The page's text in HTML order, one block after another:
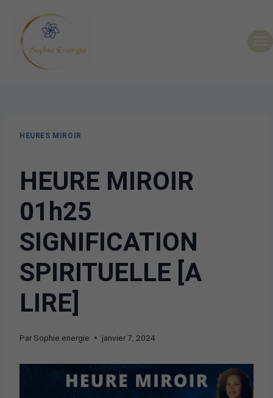
HEURES MIROIR
HEURE MIROIR
01h25
SIGNIFICATION
SPIRITUELLE [A
LIRE]
Par Sophie energie janvier 7, 2024